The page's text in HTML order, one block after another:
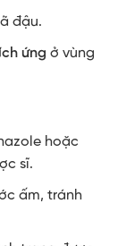
đậu.
ứng ở vùng
hoặc
sĩ.
ấm, tránh